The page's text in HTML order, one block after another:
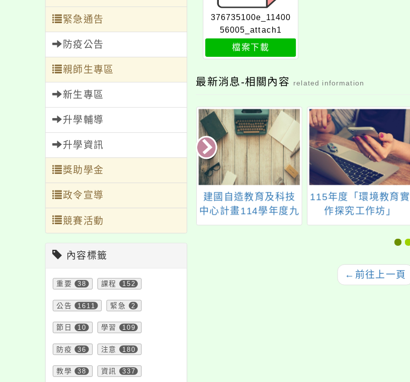
緊急通告
防疫公告
親師生專區
新生專區
升學輔導
升學資訊
獎助學金
政令宣導
競賽活動
內容標籤
重要 38 課程 152
公告 1611 緊急 2
節日 10 學習 109
防疫 36 注意 180
教學 38 資訊 337
376735100e_11400
56005_attach1
檔案下載
最新消息-相關內容 related information
府家庭暴力暨
防治中心辦理
度「數位性別暴
一案，歡迎報
財團法人正覺教育基
金會辦理生命教育教
師研習活動「生命的
天」，補充新增師資
明，請查照。
建國自造教育及科技
中心計畫114學年度九
月份教師增能研習
115年度「環境教育實
作探究工作坊」
← 前往上一頁